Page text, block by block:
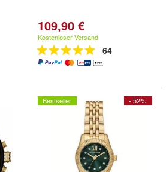
109,90 €
Kostenloser Versand
64
- 52%
Bestseller